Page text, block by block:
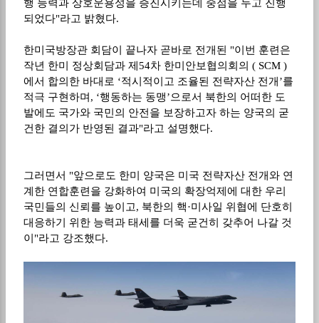
행 능력과 상호운용성을 증진시키는데 중점을 두고 진행
되었다"라고 밝혔다.
한미국방장관 회담이 끝나자 곧바로 전개된 "이번 훈련은
작년 한미 정상회담과 제54차 한미안보협의회의 ( SCM )
에서 합의한 바대로 ‘적시적이고 조율된 전략자산 전개’를
적극 구현하며, ‘행동하는 동맹’으로서 북한의 어떠한 도
발에도 국가와 국민의 안전을 보장하고자 하는 양국의 굳
건한 결의가 반영된 결과"라고 설명했다.
그러면서 "앞으로도 한미 양국은 미국 전략자산 전개와 연
계한 연합훈련을 강화하여 미국의 확장억제에 대한 우리
국민들의 신뢰를 높이고, 북한의 핵·미사일 위협에 단호히
대응하기 위한 능력과 태세를 더욱 굳건히 갖추어 나갈 것
이"라고 강조했다.